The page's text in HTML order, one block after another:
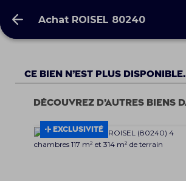
Achat ROISEL 80240
Achat ROISEL 80240
Ce bien n’est plus disponible.
EXCLUSIVITÉ